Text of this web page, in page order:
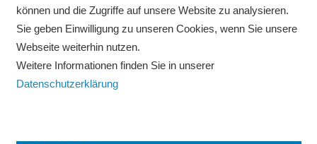
können und die Zugriffe auf unsere Website zu analysieren.
Sie geben Einwilligung zu unseren Cookies, wenn Sie unsere
Webseite weiterhin nutzen.
Weitere Informationen finden Sie in unserer
Datenschutzerklärung